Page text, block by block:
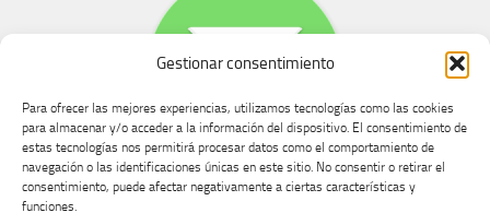
Gestionar consentimiento
Para ofrecer las mejores experiencias, utilizamos tecnologías como las cookies
para almacenar y/o acceder a la información del dispositivo. El consentimiento de
estas tecnologías nos permitirá procesar datos como el comportamiento de
navegación o las identificaciones únicas en este sitio. No consentir o retirar el
consentimiento, puede afectar negativamente a ciertas características y
funciones.
Buzón de dudas, quejas y sugerencias